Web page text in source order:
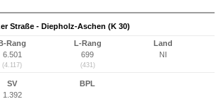
Straße - Diepholz-Aschen (K 30)
B-Rang
6.501
(4.117)
L-Rang
699
(431)
Land
NI
SV
1.392
BPL